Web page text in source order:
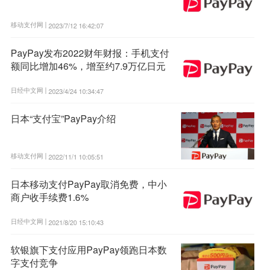
移动支付网 | 2023/7/12 16:42:07
PayPay发布2022财年财报：手机支付
额同比增加46%，增至约7.9万亿日元
日经中文网 | 2023/4/24 10:34:47
日本“支付宝”PayPay介绍
移动支付网 | 2022/11/1 10:05:51
日本移动支付PayPay取消免费，中小
商户收手续费1.6%
日经中文网 | 2021/8/20 15:10:43
软银旗下支付应用PayPay领跑日本数
字支付竞争